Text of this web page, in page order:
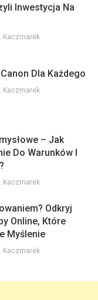
Inwestycja Na
Kaczmarek
Dla Każdego
Kaczmarek
– Jak
Do Warunków I
Kaczmarek
Odkryj
Online, Które
Myślenie
Kaczmarek